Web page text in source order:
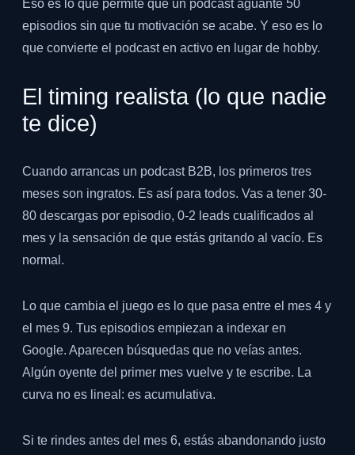
Eso es lo que permite que un podcast aguante 50
episodios sin que tu motivación se acabe. Y eso es lo
que convierte el podcast en activo en lugar de hobby.
El timing realista (lo que nadie
te dice)
Cuando arrancas un podcast B2B, los primeros tres
meses son ingratos. Es así para todos. Vas a tener 30-
80 descargas por episodio, 0-2 leads cualificados al
mes y la sensación de que estás gritando al vacío. Es
normal.
Lo que cambia el juego es lo que pasa entre el mes 4 y
el mes 9. Tus episodios empiezan a indexar en
Google. Aparecen búsquedas que no veías antes.
Algún oyente del primer mes vuelve y te escribe. La
curva no es lineal: es acumulativa.
Si te rindes antes del mes 6, estás abandonando justo